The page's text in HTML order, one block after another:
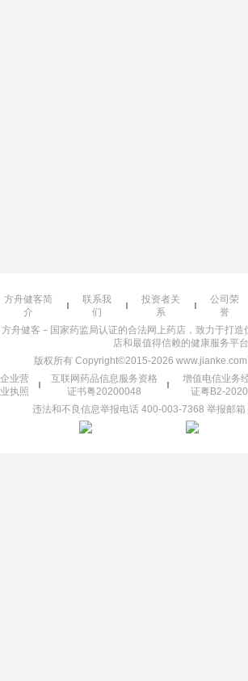
方舟健客简
介
联系我
们
投资者关
系
公司荣
誉
方舟健客－国家药监局认证的合法网上药店，致力于打
店和最值得信赖的健康服务平台
版权所有 Copyright©2015-2026
企业营
业执照
互联网药品信息服务资格
证书粤20200048
增值电信业务
证粤B2-
违法和不良信息举报电话 400-003-7368 举报邮